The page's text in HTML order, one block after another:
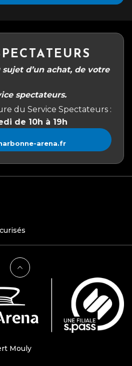
d’un achat, de votre
spectateurs.
du Service Spectateurs :
de 10h à 19h
arena.fr
Mouly